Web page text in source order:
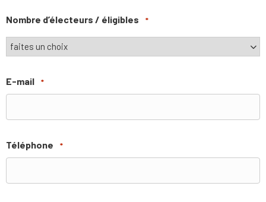
Nombre d’électeurs / éligibles *
E-mail *
Téléphone *